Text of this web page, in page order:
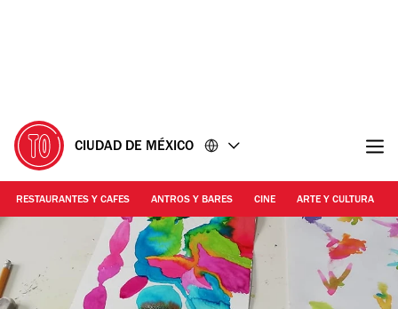
CIUDAD DE MÉXICO
RESTAURANTES Y CAFES ANTROS Y BARES CINE ARTE Y CULTURA